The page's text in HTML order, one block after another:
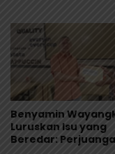
Benyamin
Luruskan Isu yang
Beredar: